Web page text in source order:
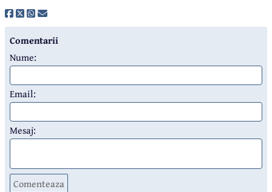
Comentarii
Nume:
Email:
Mesaj:
Comenteaza